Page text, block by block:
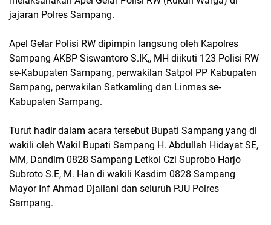
jajaran Polres Sampang.
Apel Gelar Polisi RW dipimpin langsung oleh Kapolres
Sampang AKBP Siswantoro S.IK,, MH diikuti 123 Polisi RW
se-Kabupaten Sampang, perwakilan Satpol PP Kabupaten
Sampang, perwakilan Satkamling dan Linmas se-
Kabupaten Sampang.
Turut hadir dalam acara tersebut Bupati Sampang yang di
wakili oleh Wakil Bupati Sampang H. Abdullah Hidayat SE,
MM, Dandim 0828 Sampang Letkol Czi Suprobo Harjo
Subroto S.E, M. Han di wakili Kasdim 0828 Sampang
Mayor Inf Ahmad Djailani dan seluruh PJU Polres
Sampang.